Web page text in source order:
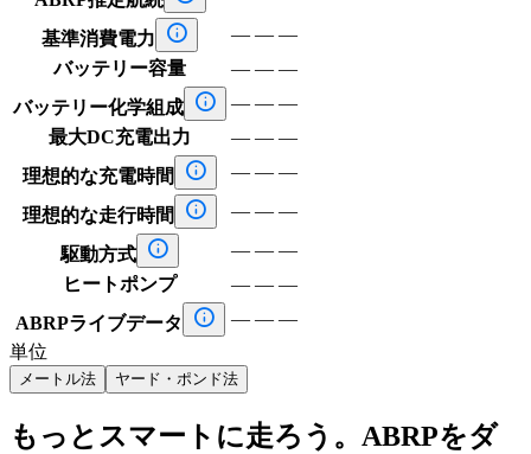
基準消費電力  — — —
バッテリー容量
— — —
バッテリー化学組成  — — —
最大DC充電出力
— — —
理想的な充電時間
 — — —
理想的な走行時間  — — —
駆動方式  — — —
ヒートポンプ
— — —
ABRPライブデータ
 — — —
単位
メートル法 ヤード・ポンド法
もっとスマートに走ろう。ABRPをダ